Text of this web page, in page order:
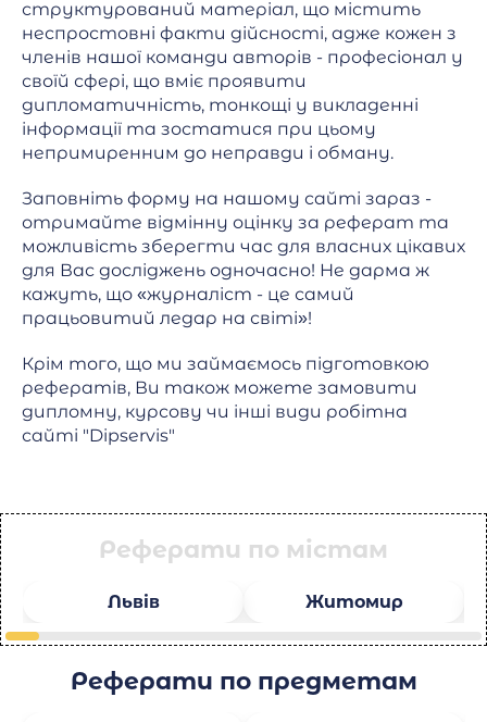
структурований матеріал, що містить
неспростовні факти дійсності, адже кожен з
членів нашої команди авторів - професіонал у
своїй сфері, що вміє проявити
дипломатичність, тонкощі у викладенні
інформації та зостатися при цьому
непримиренним до неправди і обману.
Заповніть форму на нашому сайті зараз -
отримайте відмінну оцінку за реферат та
можливість зберегти час для власних цікавих
для Вас досліджень одночасно! Не дарма ж
кажуть, що «журналіст - це самий
працьовитий ледар на світі»!
Крім того, що ми займаємось підготовкою
рефератів, Ви також можете замовити
дипломну, курсову чи інші види робітна
сайті "Dipservis"
Реферати по містам
Львів Житомир
Реферати по предметам